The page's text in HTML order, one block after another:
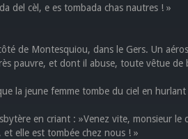
del cèl, e es tombada chas nautres ! »
de Montesquiou, dans le Gers. Un
pauvre, et dont il abuse, toute vêtue de
la jeune femme tombe du ciel en
en criant : »Venez vite, monsieur le
et elle est tombée chez nous ! »